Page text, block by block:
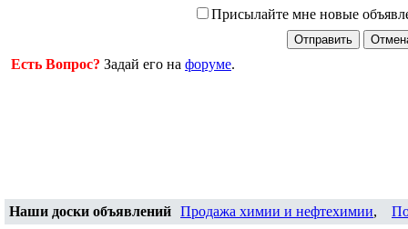
Присылайте мне новые
Есть Вопрос? Задай его на форуме.
Наши доски объявлений Продажа химии и нефтехимии,